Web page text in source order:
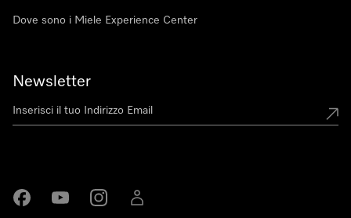
Dove sono i Miele Experience Center
Newsletter